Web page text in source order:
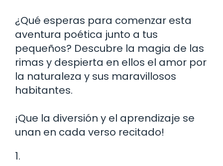
¿Qué esperas para comenzar esta
aventura poética junto a tus
pequeños? Descubre la magia de las
rimas y despierta en ellos el amor por
la naturaleza y sus maravillosos
habitantes.
¡Que la diversión y el aprendizaje se
unan en cada verso recitado!
1.